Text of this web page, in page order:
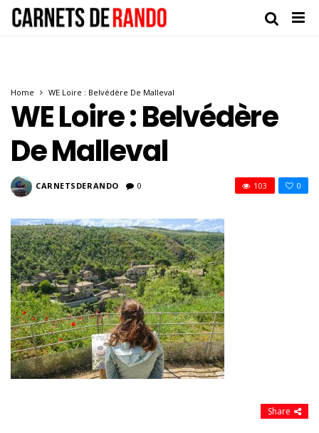
Home WE Loire : Belvédère De Malleval
WE Loire : Belvédère
De Malleval
CARNETSDERANDO 0 0
103
Share